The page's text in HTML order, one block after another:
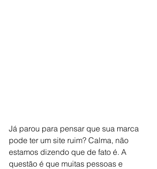
Já parou para pensar que sua marca
pode ter um site ruim? Calma, não
estamos dizendo que de fato é. A
questão é que muitas pessoas e